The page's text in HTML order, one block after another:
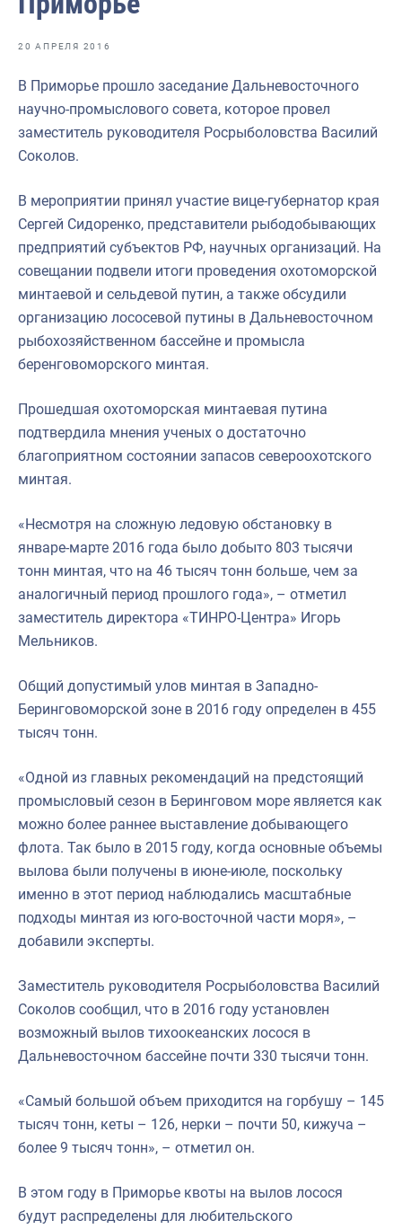
Отраслевые СМИ
Выставки и конференции
Научно-практическая литература
Рыбоохрана России
Большая африканская экспедиция
Укрепление духовно-нравственных ценностей
20 АПРЕЛЯ 2016
В Приморье прошло заседание Дальневосточного
научно-промыслового совета, которое провел
заместитель руководителя Росрыболовства Василий
Соколов.
В мероприятии принял участие вице-губернатор края
Сергей Сидоренко, представители рыбодобывающих
предприятий субъектов РФ, научных организаций. На
совещании подвели итоги проведения охотоморской
минтаевой и сельдевой путин, а также обсудили
организацию лососевой путины в Дальневосточном
рыбохозяйственном бассейне и промысла
беренговоморского минтая.
Прошедшая охотоморская минтаевая путина
подтвердила мнения ученых о достаточно
благоприятном состоянии запасов североохотского
минтая.
«Несмотря на сложную ледовую обстановку в
январе-марте 2016 года было добыто 803 тысячи
тонн минтая, что на 46 тысяч тонн больше, чем за
аналогичный период прошлого года», – отметил
заместитель директора «ТИНРО-Центра» Игорь
Мельников.
Общий допустимый улов минтая в Западно-
Беринговоморской зоне в 2016 году определен в 455
тысяч тонн.
«Одной из главных рекомендаций на предстоящий
промысловый сезон в Беринговом море является как
можно более раннее выставление добывающего
флота. Так было в 2015 году, когда основные объемы
вылова были получены в июне-июле, поскольку
именно в этот период наблюдались масштабные
подходы минтая из юго-восточной части моря», –
добавили эксперты.
Заместитель руководителя Росрыболовства Василий
Соколов сообщил, что в 2016 году установлен
возможный вылов тихоокеанских лосося в
Дальневосточном бассейне почти 330 тысячи тонн.
«Самый большой объем приходится на горбушу – 145
тысяч тонн, кеты – 126, нерки – почти 50, кижуча –
более 9 тысяч тонн», – отметил он.
В этом году в Приморье квоты на вылов лосося
будут распределены для любительского